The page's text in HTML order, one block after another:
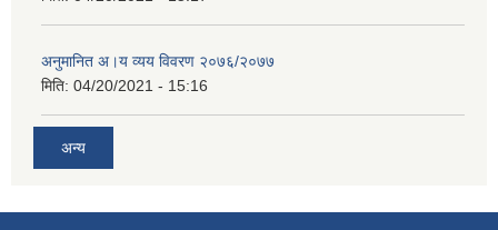
अनुमानित अ।य व्यय विवरण २०७६/२०७७
मिति: 04/20/2021 - 15:16
अन्य